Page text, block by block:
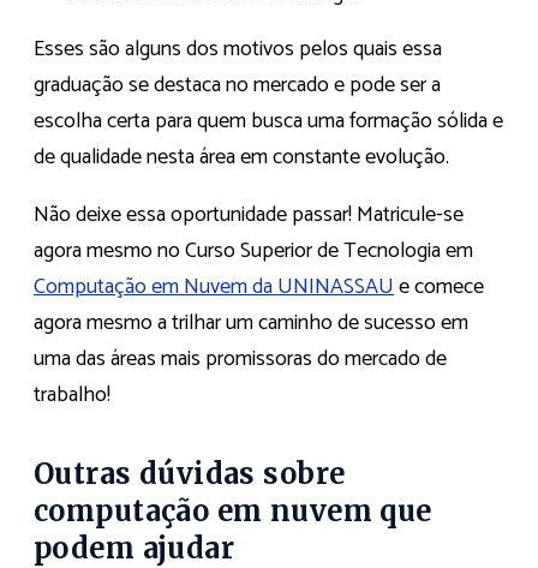
Esses são alguns dos motivos pelos quais essa
graduação se destaca no mercado e pode ser a
escolha certa para quem busca uma formação sólida e
de qualidade nesta área em constante evolução.
Não deixe essa oportunidade passar! Matricule-se
agora mesmo no Curso Superior de Tecnologia em
Computação em Nuvem da UNINASSAUe comece
agora mesmo a trilhar um caminho de sucesso em
uma das áreas mais promissoras do mercado de
trabalho!
Outras dúvidas sobre
computação em nuvem que
podem ajudar